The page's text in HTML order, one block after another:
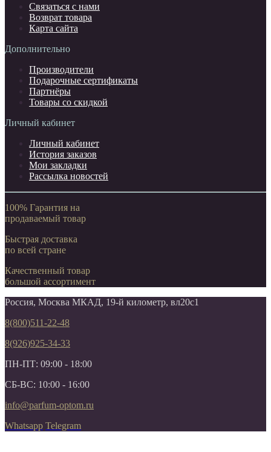
Связаться с нами
Возврат товара
Карта сайта
Дополнительно
Производители
Подарочные сертификаты
Партнёры
Товары со скидкой
Личный кабинет
Личный кабинет
История заказов
Мои закладки
Рассылка новостей
100% Гарантия на
продаваемый товар
Быстрая доставка
по всей стране
Качественный товар
большой ассортимент
Россия, Москва МКАД, 19-й километр, вл20с1
8(800)511-22-48
8(926)925-34-33
ПН-ПТ: 09:00 - 18:00
СБ-ВС: 10:00 - 16:00
info@parfum-optom.ru
Whatsapp Telegram